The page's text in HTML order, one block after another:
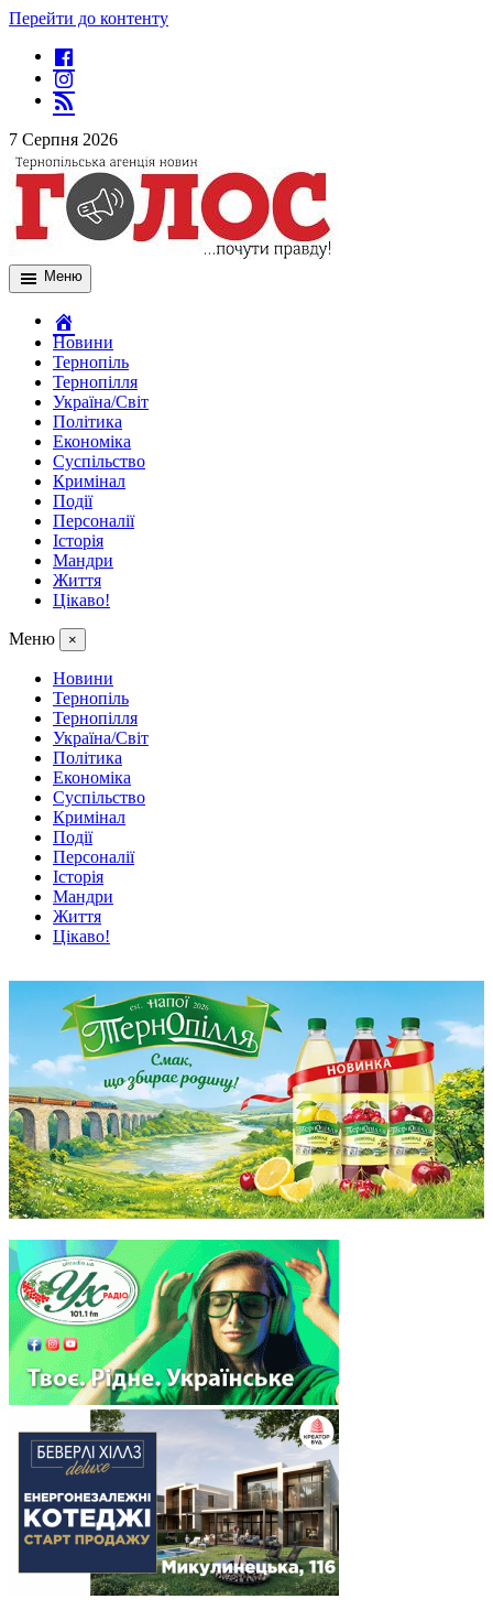
Перейти до контенту
7 Серпня 2026
Меню
Новини
Тернопіль
Тернопілля
Україна/Світ
Політика
Економіка
Суспільство
Кримінал
Події
Персоналії
Історія
Мандри
Життя
Цікаво!
Меню ×
Новини
Тернопіль
Тернопілля
Україна/Світ
Політика
Економіка
Суспільство
Кримінал
Події
Персоналії
Історія
Мандри
Життя
Цікаво!